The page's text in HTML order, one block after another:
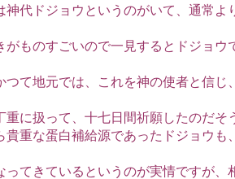
神代ドジョウというのがいて、通常よ
がものすごいので一見するとドジョウ
つて地元では、これを神の使者と信じ
重に扱って、十七日間祈願したのだそ
貴重な蛋白補給源であったドジョウも
ってきているというのが実情ですが、